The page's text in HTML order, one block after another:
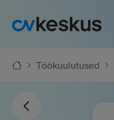
Töökuulutused